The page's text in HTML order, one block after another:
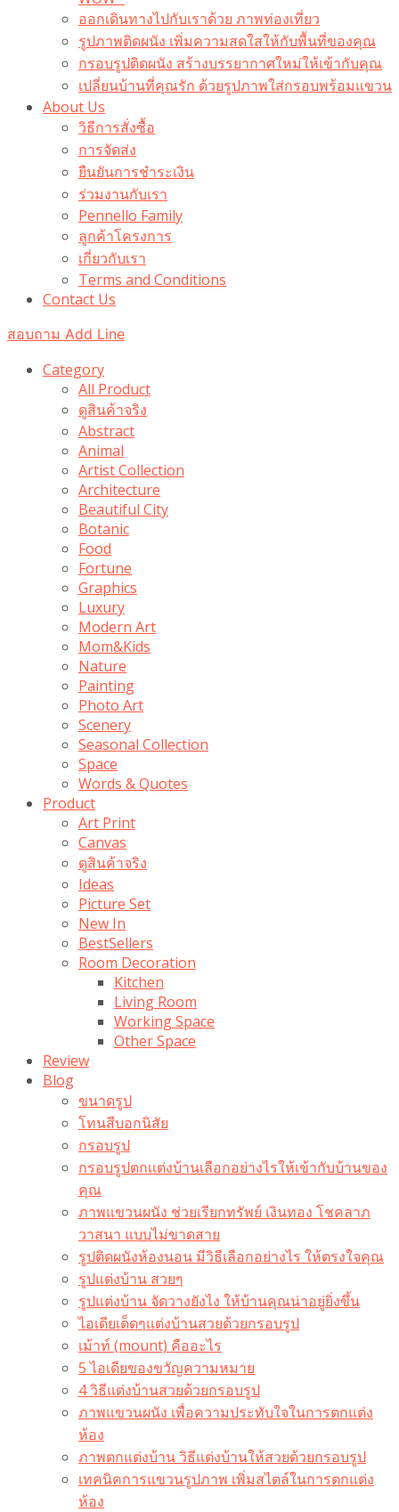
ออกเดินทางไปกับเราด้วย ภาพท่องเที่ยว
รูปภาพติดผนัง เพิ่มความสดใสให้กับพื้นที่ของคุณ
กรอบรูปติดผนัง สร้างบรรยากาศใหม่ให้เข้ากับคุณ
เปลี่ยนบ้านที่คุณรัก ด้วยรูปภาพใส่กรอบพร้อมแขวน​
About Us
วิธีการสั่งซื้อ
การจัดส่ง
ยืนยันการชำระเงิน
ร่วมงานกับเรา
Pennello Family
ลูกค้าโครงการ
เกี่ยวกับเรา
Terms and Conditions
Contact Us
สอบถาม Add Line
Category
All Product
ดูสินค้าจริง
Abstract
Animal
Artist Collection
Architecture
Beautiful City
Botanic
Food
Fortune
Graphics
Luxury
Modern Art
Mom&Kids
Nature
Painting
Photo Art
Scenery
Seasonal Collection
Space
Words & Quotes
Product
Art Print
Canvas
ดูสินค้าจริง
Ideas
Picture Set
New In
BestSellers
Room Decoration
Kitchen
Living Room
Working Space
Other Space
Review
Blog
ขนาดรูป
โทนสีบอกนิสัย
กรอบรูป
กรอบรูปตกแต่งบ้านเลือกอย่างไรให้เข้ากับบ้านของ
คุณ
ภาพแขวนผนัง ช่วยเรียกทรัพย์ เงินทอง โชคลาภ
วาสนา แบบไม่ขาดสาย
รูปติดผนังห้องนอน มีวิธีเลือกอย่างไร ให้ตรงใจคุณ
รูปแต่งบ้าน สวยๆ
รูปแต่งบ้าน จัดวางยังไง ให้บ้านคุณน่าอยู่ยิ่งขึ้น
ไอเดียเด็ดๆแต่งบ้านสวยด้วยกรอบรูป
เม้าท์ (mount) คืออะไร​
5 ไอเดียของขวัญความหมาย
4 วิธีแต่งบ้านสวยด้วยกรอบรูป
ภาพแขวนผนัง เพื่อความประทับใจในการตกแต่ง
ห้อง
ภาพตกแต่งบ้าน วิธีแต่งบ้านให้สวยด้วยกรอบรูป
เทคนิคการแขวนรูปภาพ เพิ่มสไตล์ในการตกแต่ง
ห้อง